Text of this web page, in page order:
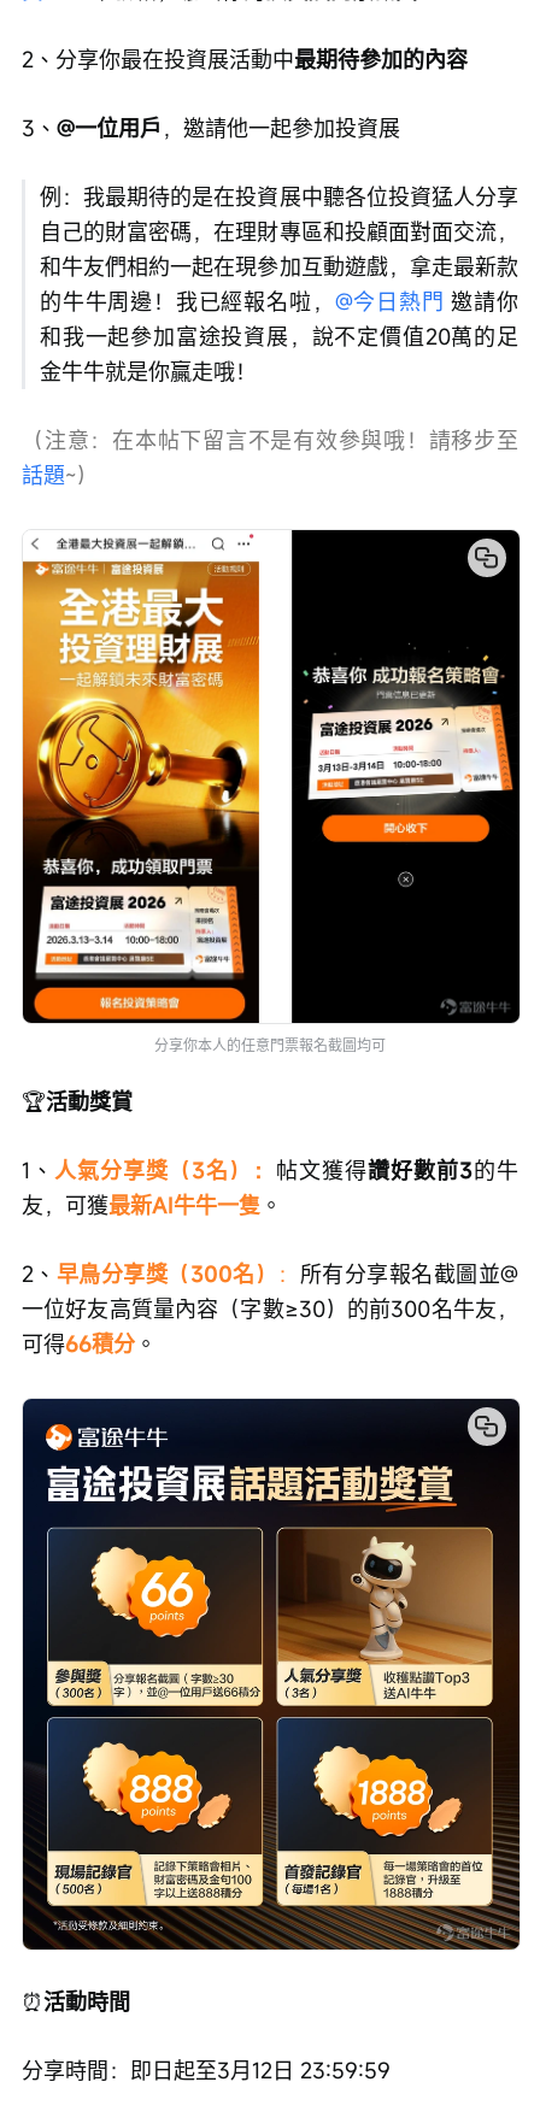
2、分享你最在投資展活動中最期待參加的內容
3、 @一位用戶 ，邀請他一起參加投資展
例：我最期待的是在投資展中聽各位投資猛人分享
自己的財富密碼，在理財專區和投顧面對面交流，
和牛友們相約一起在現參加互動遊戲，拿走最新款
的牛牛周邊！我已經報名啦， @今日熱門 邀請你
和我一起參加富途投資展，說不定價值20萬的足
金牛牛就是你贏走哦！
（注意：在本帖下留言不是有效參與哦！請移步至
話題~）
分享你本人的任意門票報名截圖均可
🏆活動獎賞
1、 人氣分享獎（3名）： 帖文獲得讚好數前3的牛
友，可獲最新AI牛牛一隻 。
2、 早鳥分享獎（300名） ： 所有分享報名截圖並@
一位好友高質量內容（字數≥30）的前300名牛友，
可得66積分 。
⏰活動時間
分享時間：即日起至3月12日 23:59:59